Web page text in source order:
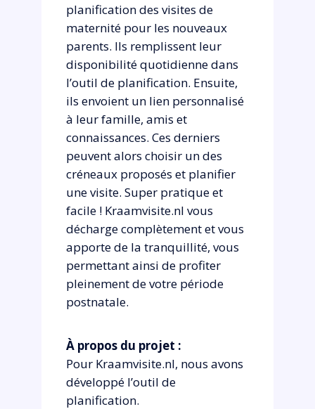
planification des visites de
maternité pour les nouveaux
parents. Ils remplissent leur
disponibilité quotidienne dans
l’outil de planification. Ensuite,
ils envoient un lien personnalisé
à leur famille, amis et
connaissances. Ces derniers
peuvent alors choisir un des
créneaux proposés et planifier
une visite. Super pratique et
facile ! Kraamvisite.nl vous
décharge complètement et vous
apporte de la tranquillité, vous
permettant ainsi de profiter
pleinement de votre période
postnatale.
À propos du projet :
Pour Kraamvisite.nl, nous avons
développé l’outil de
planification.